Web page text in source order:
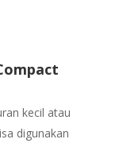
kecil atau
digunakan